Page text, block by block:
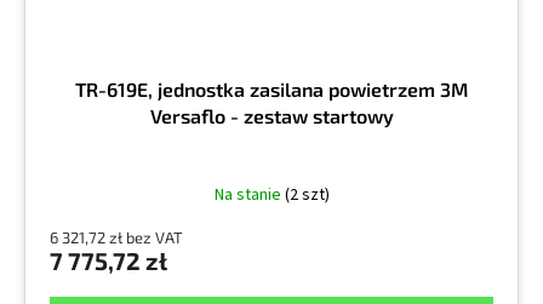
TR-619E, jednostka zasilana powietrzem 3M
Versaflo - zestaw startowy
Na stanie (2 szt)
6 321,72 zł bez VAT
7 775,72 zł